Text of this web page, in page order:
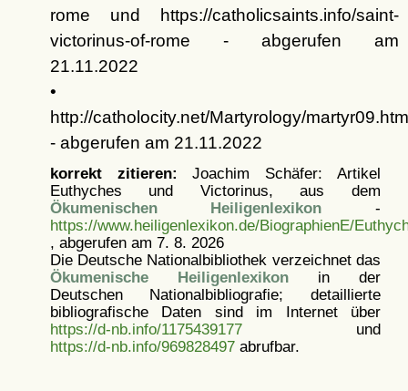
rome und https://catholicsaints.info/saint-
victorinus-of-rome - abgerufen am
21.11.2022
•
http://catholocity.net/Martyrology/
- abgerufen am 21.11.2022
korrekt zitieren: Joachim Schäfer: Artikel
Euthyches und Victorinus, aus dem
Ökumenischen Heiligenlexikon -
https://www.heiligenlexikon.de/BiographienE/
, abgerufen am 7. 8. 2026
Die Deutsche Nationalbibliothek verzeichnet das
Ökumenische Heiligenlexikonin der
Deutschen Nationalbibliografie; detaillierte
bibliografische Daten sind im Internet über
https://d-nb.info/1175439177und
https://d-nb.info/969828497abrufbar.